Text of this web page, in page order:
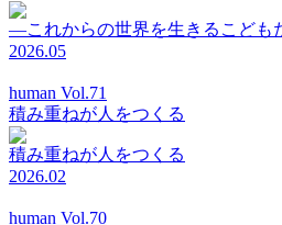
―これからの世界を生きるこども
2026.05
human Vol.71
積み重ねが人をつくる
積み重ねが人をつくる
2026.02
human Vol.70